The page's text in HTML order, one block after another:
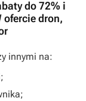
do 72% i
ofercie dron,
innymi na: